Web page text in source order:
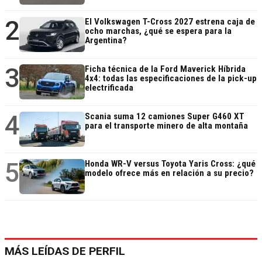
2
El Volkswagen T-Cross 2027 estrena caja de
ocho marchas, ¿qué se espera para la
Argentina?
3
Ficha técnica de la Ford Maverick Híbrida
4x4: todas las especificaciones de la pick-up
electrificada
4
Scania suma 12 camiones Super G460 XT
para el transporte minero de alta montaña
5
Honda WR-V versus Toyota Yaris Cross: ¿qué
modelo ofrece más en relación a su precio?
MÁS LEÍDAS DE PERFIL